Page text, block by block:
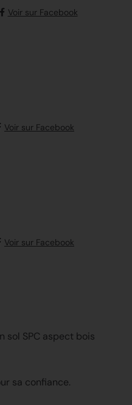
Voir sur Facebook
Voir sur Facebook
Voir sur Facebook
sol SPC aspect bois
sa confiance.